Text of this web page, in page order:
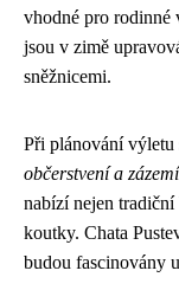
vhodné pro rodinné
jsou v zimě
sněžnicemi.
Při plánování výletu
občerstvení a zázemí
nabízí nejen tradiční
koutky. Chata
budou fascinovány